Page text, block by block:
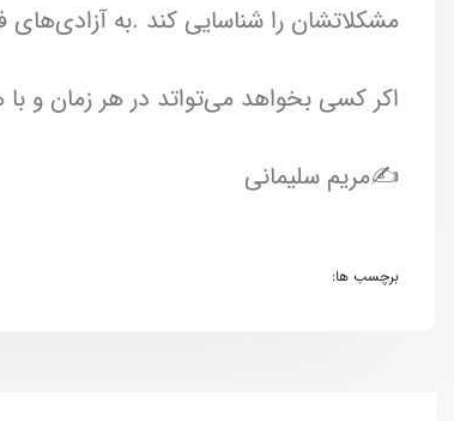
مشکلاتشان را شناسایی کند .به آزادی‌های
اکر کسی بخواهد می‌تواتد در هر زمان و
✍مریم سلیمانی
برچسب ها: